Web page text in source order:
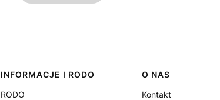
INFORMACJE I RODO
RODO
O NAS
Kontakt